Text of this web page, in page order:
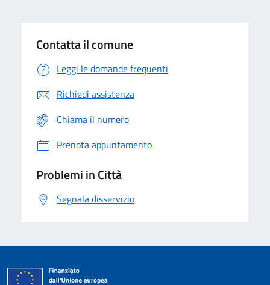
Contatta il comune
Leggi le domande frequenti
Richiedi assistenza
Chiama il numero
Prenota appuntamento
Problemi in Città
Segnala disservizio